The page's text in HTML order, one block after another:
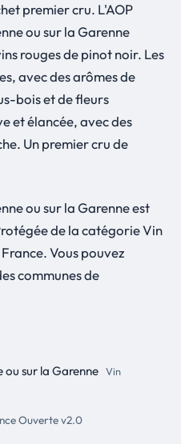
premier cru. L'AOP
ou sur la Garenne
rouges de pinot noir. Les
avec des arômes de
bois et de fleurs
et élancée, avec des
Un premier cru de
ou sur la Garenne est
de la catégorie Vin
Vous pouvez
communes de
ou sur la Garenne Vin
Ouverte v2.0